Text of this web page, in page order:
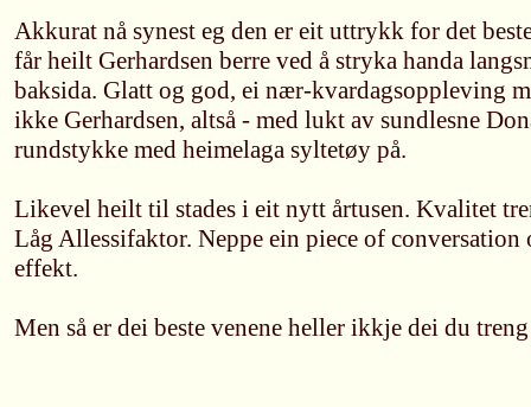
Akkurat nå synest eg den er eit uttrykk for det
får heilt Gerhardsen berre ved å stryka handa
baksida. Glatt og god, ei nær-kvardagsoppleving
ikke Gerhardsen, altså - med lukt av sundlesne
rundstykke med heimelaga syltetøy på.
Likevel heilt til stades i eit nytt årtusen. Kvalitet
Låg Allessifaktor. Neppe ein piece of
effekt.
Men så er dei beste venene heller ikkje dei du